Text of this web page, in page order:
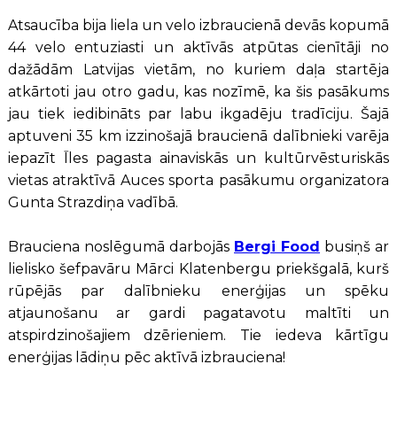
Atsaucība bija liela un velo izbraucienā devās kopumā
44 velo entuziasti un aktīvās atpūtas cienītāji no
dažādām Latvijas vietām, no kuriem daļa startēja
atkārtoti jau otro gadu, kas nozīmē, ka šis pasākums
jau tiek iedibināts par labu ikgadēju tradīciju. Šajā
aptuveni 35 km izzinošajā braucienā dalībnieki varēja
iepazīt Īles pagasta ainaviskās un kultūrvēsturiskās
vietas atraktīvā Auces sporta pasākumu organizatora
Gunta Strazdiņa vadībā.
Brauciena noslēgumā darbojās Bergi Food busiņš ar
lielisko šefpavāru Mārci Klatenbergu priekšgalā, kurš
rūpējās par dalībnieku enerģijas un spēku
atjaunošanu ar gardi pagatavotu maltīti un
atspirdzinošajiem dzērieniem. Tie iedeva kārtīgu
enerģijas lādiņu pēc aktīvā izbrauciena!